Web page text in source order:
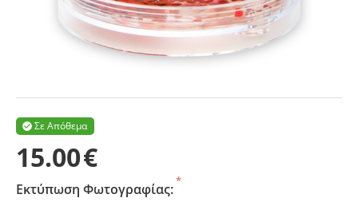
Σε Απόθεμα

15.00€
Εκτύπωση Φωτογραφίας: